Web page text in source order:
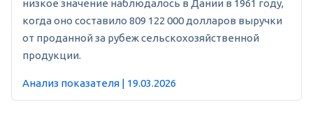
низкое значение наблюдалось в Дании в 1961 году,
когда оно составило 809 122 000 долларов выручки
от проданной за рубеж сельскохозяйственной
продукции.
Анализ показателя | 19.03.2026